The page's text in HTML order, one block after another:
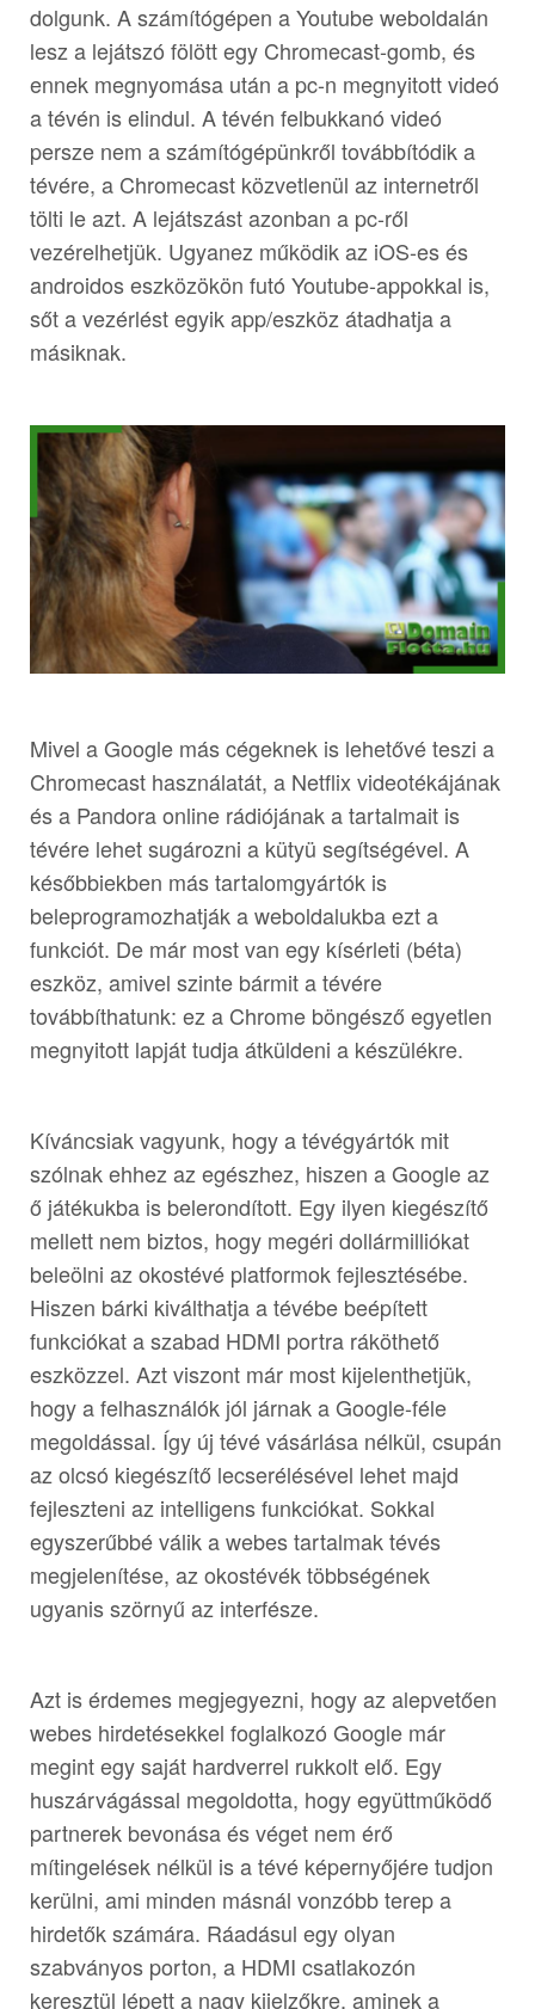
dolgunk. A számítógépen a Youtube weboldalán
lesz a lejátszó fölött egy Chromecast-gomb, és
ennek megnyomása után a pc-n megnyitott videó
a tévén is elindul. A tévén felbukkanó videó
persze nem a számítógépünkről továbbítódik a
tévére, a Chromecast közvetlenül az internetről
tölti le azt. A lejátszást azonban a pc-ről
vezérelhetjük. Ugyanez működik az iOS-es és
androidos eszközökön futó Youtube-appokkal is,
sőt a vezérlést egyik app/eszköz átadhatja a
másiknak.
Mivel a Google más cégeknek is lehetővé teszi a
Chromecast használatát, a Netflix videotékájának
és a Pandora online rádiójának a tartalmait is
tévére lehet sugározni a kütyü segítségével. A
későbbiekben más tartalomgyártók is
beleprogramozhatják a weboldalukba ezt a
funkciót. De már most van egy kísérleti (béta)
eszköz, amivel szinte bármit a tévére
továbbíthatunk: ez a Chrome böngésző egyetlen
megnyitott lapját tudja átküldeni a készülékre.
Kíváncsiak vagyunk, hogy a tévégyártók mit
szólnak ehhez az egészhez, hiszen a Google az
ő játékukba is belerondított. Egy ilyen kiegészítő
mellett nem biztos, hogy megéri dollármilliókat
beleölni az okostévé platformok fejlesztésébe.
Hiszen bárki kiválthatja a tévébe beépített
funkciókat a szabad HDMI portra ráköthető
eszközzel. Azt viszont már most kijelenthetjük,
hogy a felhasználók jól járnak a Google-féle
megoldással. Így új tévé vásárlása nélkül, csupán
az olcsó kiegészítő lecserélésével lehet majd
fejleszteni az intelligens funkciókat. Sokkal
egyszerűbbé válik a webes tartalmak tévés
megjelenítése, az okostévék többségének
ugyanis szörnyű az interfésze.
Azt is érdemes megjegyezni, hogy az alepvetően
webes hirdetésekkel foglalkozó Google már
megint egy saját hardverrel rukkolt elő. Egy
huszárvágással megoldotta, hogy együttműködő
partnerek bevonása és véget nem érő
mítingelések nélkül is a tévé képernyőjére tudjon
kerülni, ami minden másnál vonzóbb terep a
hirdetők számára. Ráadásul egy olyan
szabványos porton, a HDMI csatlakozón
keresztül lépett a nagy kijelzőkre, aminek a